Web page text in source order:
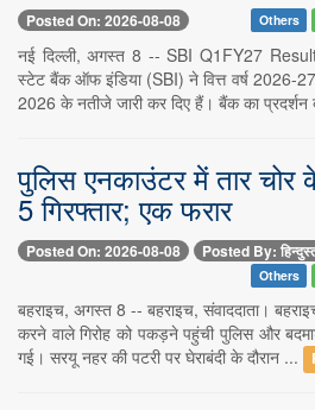
Posted On: 2026-08-08 Others
नई दिल्ली, अगस्त 8 -- SBI Q1FY27
स्टेट बैंक ऑफ इंडिया (SBI) ने वित्त वर्ष 2026-27
2026 के नतीजे जारी कर दिए हैं। बैंक का प्रदर्शन
पुलिस एनकाउंटर में तार चोर
5 गिरफ्तार; एक फरार
Posted On: 2026-08-08 Posted By:
Others
बहराइच, अगस्त 8 -- बहराइच, संवाददाता।
करने वाले गिरोह को पकड़ने पहुंची पुलिस और
गई। सरयू नहर की पटरी पर घेराबंदी के दौरान ...